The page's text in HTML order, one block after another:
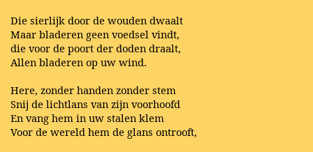
Die sierlijk door de wouden dwaalt
Maar bladeren geen voedsel vindt,
die voor de poort der doden draalt,
Allen bladeren op uw wind.
Here, zonder handen zonder stem
Snij de lichtlans van zijn voorhoofd
En vang hem in uw stalen klem
Voor de wereld hem de glans ontrooft,